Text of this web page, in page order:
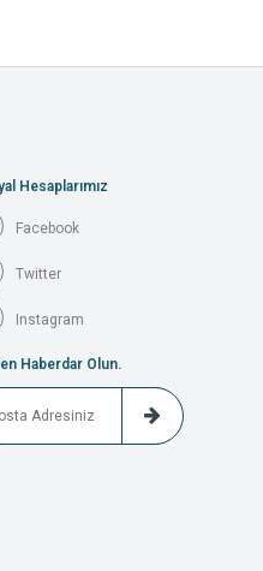
Hesaplarımız
Facebook
Twitter
Instagram
Haberdar Olun.